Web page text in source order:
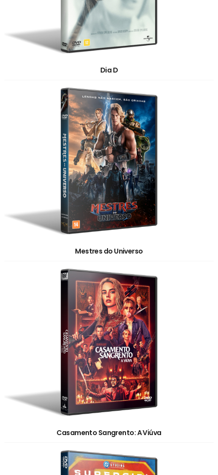
Dia D
Mestres do Universo
Casamento Sangrento: A Viúva